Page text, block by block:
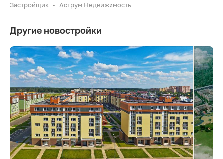
Застройщик • Аструм Недвижимость
Другие новостройки